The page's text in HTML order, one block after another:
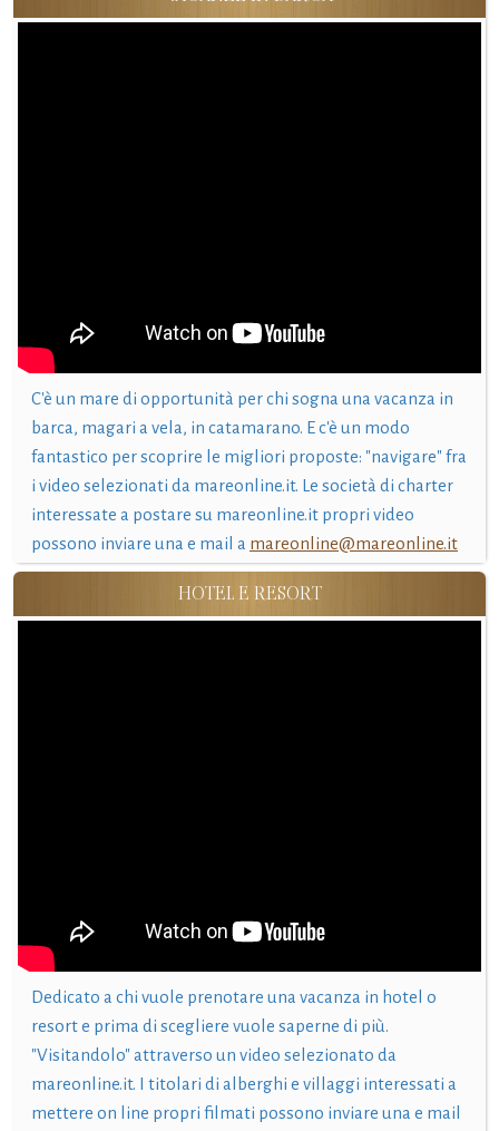
C'è un mare di opportunità per chi sogna una vacanza in
barca, magari a vela, in catamarano. E c'è un modo
fantastico per scoprire le migliori proposte: "navigare" fra
i video selezionati da mareonline.it. Le società di charter
interessate a postare su mareonline.it propri video
possono inviare una e mail a mareonline@mareonline.it
HOTEL E RESORT
Dedicato a chi vuole prenotare una vacanza in hotel o
resort e prima di scegliere vuole saperne di più.
"Visitandolo" attraverso un video selezionato da
mareonline.it. I titolari di alberghi e villaggi interessati a
mettere on line propri filmati possono inviare una e mail